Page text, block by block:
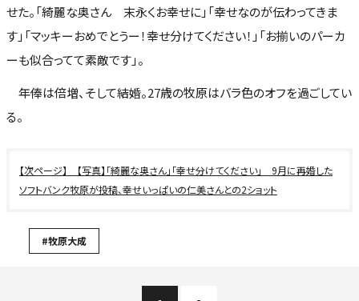
せた。「綺麗な奥さん 末永くお幸せに」「幸せなのが伝わってきま
す」「マッキーおめでとうー！幸せ分けてください！」「お揃いのパーカ
ーも似合ってて素敵です」。
年俸は倍増、そして結婚。27歳の牧原はバラ色のオフを過ごしてい
る。
【写真】「綺麗な奥さん」「幸せ分けてください」 9月に再婚した
ソフトバンク牧原が投稿、幸せいっぱいの仁美さんとの2ショット
#牧原大成